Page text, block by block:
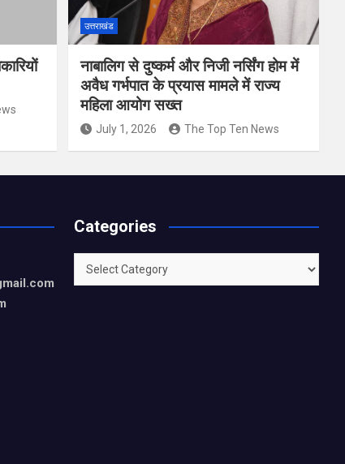
उत्तराखंड
नाबालिग से दुष्कर्म और निजी नर्सिंग होम में
अवैध गर्भपात के प्रयास मामले में राज्य
महिला आयोग सख्त
July 1, 2026 The Top Ten News
Categories
Categories